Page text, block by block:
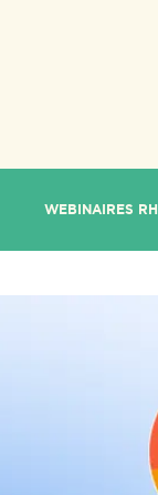
WEBINAIRES RH